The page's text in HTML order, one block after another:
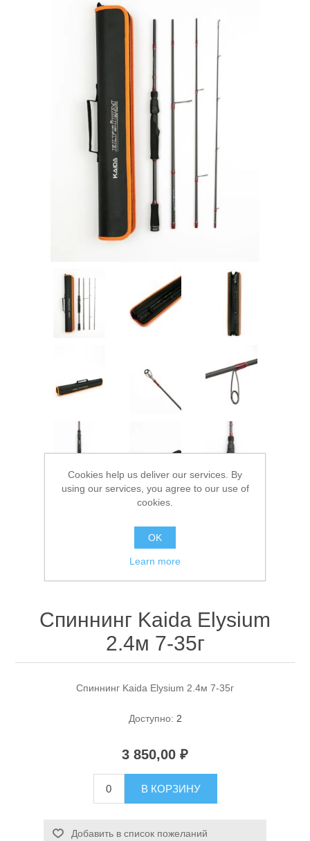
Товары для рыбалки
Аксессуары для лодок
Спасательные средства
Спиннинг Kaida Elysium
2.4м 7-35г
Спиннинг Kaida Elysium 2.4м 7-35г
Доступно: 2
3 850,00 ₽
В КОРЗИНУ
Добавить в список пожеланий
Cookies help us deliver our services. By
using our services, you agree to our use of
cookies.
OK
Learn more